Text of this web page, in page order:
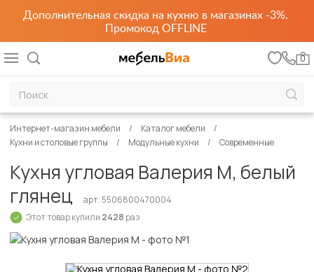
Дополнительная скидка на кухню в магазинах -3%.
Промокод OFFLINE
0
Интернет-магазин мебели
Каталог мебели
Кухни и столовые группы
Модульные кухни Современные
Кухня угловая Валерия М, белый
глянец
арт. 5506800470004
Этот товар купили 2428 раз